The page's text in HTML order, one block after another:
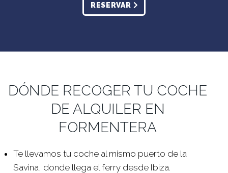
RESERVAR
DÓNDE RECOGER TU COCHE
DE ALQUILER EN
FORMENTERA
Te llevamos tu coche al mismo puerto de la
Savina, donde llega el ferry desde Ibiza.